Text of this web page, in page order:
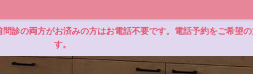
診の両方がお済みの方はお電話不要です。電話予約をご希望
す。